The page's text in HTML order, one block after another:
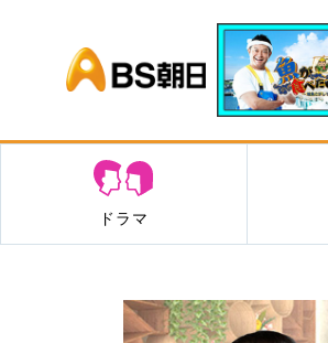
BS朝日
ドラマ